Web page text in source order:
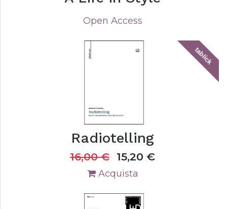
Open Access
tablick
Radiotelling
16,00€ 15,20 €
Acquista